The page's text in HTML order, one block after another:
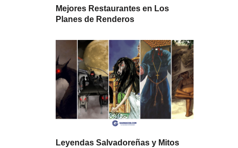
Mejores Restaurantes en Los
Planes de Renderos
Leyendas Salvadoreñas y Mitos